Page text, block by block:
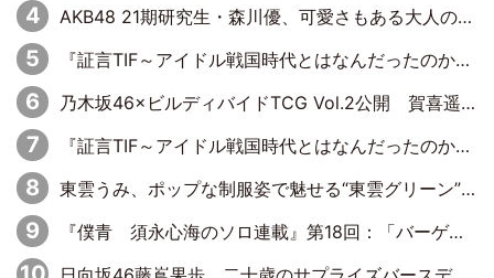
AKB48 21期研究生・森川優、可愛さもある大人の女性に
『証言TIF～アイドル戦国時代とはなんだったのか～』第10回：さくら学院・武藤彩未×飯田らうら「正直、中3で辞めるというのを信じてなくて。そう言われてはいたけど、嘘でしょって」
乃木坂46×ビルディバイドTCG Vol.2公開 賀喜遥香＆田村真佑が『京まふ』ステージに登壇
『証言TIF～アイドル戦国時代とはなんだったのか～』第8回：Negicco・Nao☆×Megu×Kaede「東京からオファーが来たのと、梨の皮剥きとどっちが大事なんだって」
東雲うみ、ポップな制服姿で魅せる“東雲グリーン”の正体
『僕青 須永心海のソロ連載』第18回：「バーゲンセールハンターみうな inしまむら」編